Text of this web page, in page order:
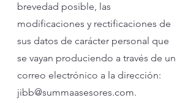
brevedad posible, las
modificaciones y rectificaciones de
sus datos de carácter personal que
se vayan produciendo a través de un
correo electrónico a la dirección:
jibb@summaasesores.com.